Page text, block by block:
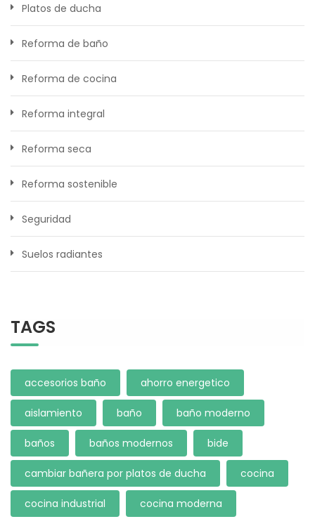
Platos de ducha
Reforma de baño
Reforma de cocina
Reforma integral
Reforma seca
Reforma sostenible
Seguridad
Suelos radiantes
TAGS
accesorios baño ahorro energetico
aislamiento baño baño moderno
baños baños modernos bide
cambiar bañera por platos de ducha cocina
cocina industrial cocina moderna